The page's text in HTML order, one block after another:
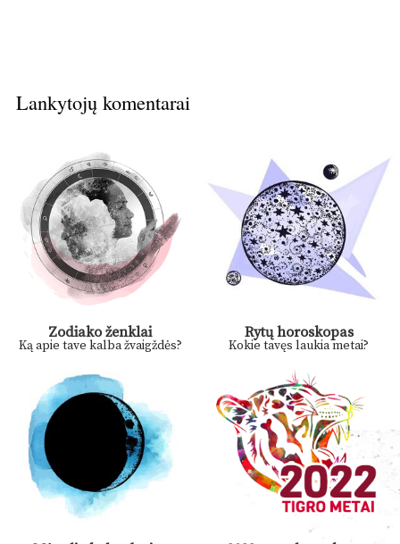
Lankytojų komentarai
Zodiako ženklai
Ką apie tave kalba žvaigždės?
Rytų horoskopas
Kokie tavęs laukia metai?